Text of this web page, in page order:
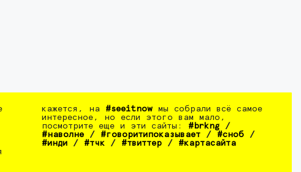
кажется, на #seeitnow мы собрали всё самое
интересное, но если этого вам мало,
посмотрите еще и эти сайты: #brkng /
#наволне / #говоритипоказывает / #сноб /
#инди / #тчк / #твиттер / #картасайта